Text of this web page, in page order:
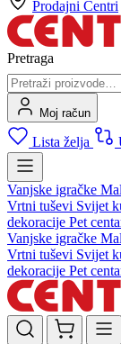
Prodajni Centri
Pretraga
Moj račun
Lista želja
Vanjske igračke
Vrtni tuševi Svijet
dekoracije Pet
Vanjske igračke
Vrtni tuševi Svijet
dekoracije Pet